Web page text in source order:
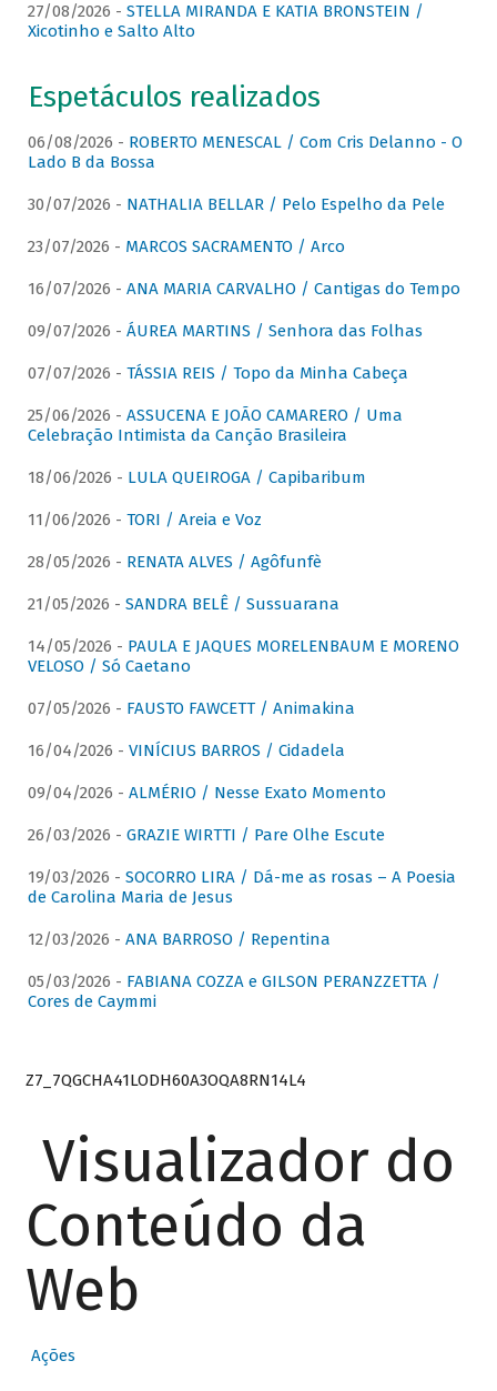
27/08/2026 - STELLA MIRANDA E KATIA BRONSTEIN /
Xicotinho e Salto Alto
Espetáculos realizados
06/08/2026 - ROBERTO MENESCAL / Com Cris Delanno - O
Lado B da Bossa
30/07/2026 - NATHALIA BELLAR / Pelo Espelho da Pele
23/07/2026 - MARCOS SACRAMENTO / Arco
16/07/2026 - ANA MARIA CARVALHO / Cantigas do Tempo
09/07/2026 - ÁUREA MARTINS / Senhora das Folhas
07/07/2026 - TÁSSIA REIS / Topo da Minha Cabeça
25/06/2026 - ASSUCENA E JOÃO CAMARERO / Uma
Celebração Intimista da Canção Brasileira
18/06/2026 - LULA QUEIROGA / Capibaribum
11/06/2026 - TORI / Areia e Voz
28/05/2026 - RENATA ALVES / Agôfunfè
21/05/2026 - SANDRA BELÊ / Sussuarana
14/05/2026 - PAULA E JAQUES MORELENBAUM E MORENO
VELOSO / Só Caetano
07/05/2026 - FAUSTO FAWCETT / Animakina
16/04/2026 - VINÍCIUS BARROS / Cidadela
09/04/2026 - ALMÉRIO / Nesse Exato Momento
26/03/2026 - GRAZIE WIRTTI / Pare Olhe Escute
19/03/2026 - SOCORRO LIRA / Dá-me as rosas – A Poesia
de Carolina Maria de Jesus
12/03/2026 - ANA BARROSO / Repentina
05/03/2026 - FABIANA COZZA e GILSON PERANZZETTA /
Cores de Caymmi
Z7_7QGCHA41LODH60A3OQA8RN14L4
Visualizador do
Conteúdo da
Web
Ações